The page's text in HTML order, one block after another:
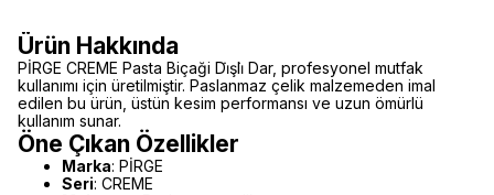
Ürün Hakkında
PİRGE CREME Pasta Biçaği Di̇şli̇ Dar, profesyonel mutfak
kullanımı için üretilmiştir. Paslanmaz çelik malzemeden imal
edilen bu ürün, üstün kesim performansı ve uzun ömürlü
kullanım sunar.
Öne Çıkan Özellikler
Marka: PİRGE
Seri: CREME